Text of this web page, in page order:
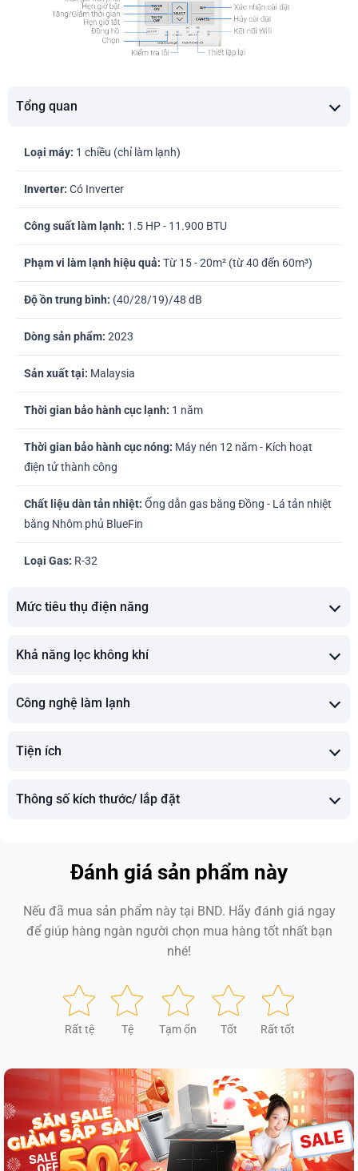
Tổng quan
Loại máy: 1 chiều (chỉ làm lạnh)
Inverter: Có Inverter
Công suất làm lạnh: 1.5 HP - 11.900 BTU
Phạm vi làm lạnh hiệu quả: Từ 15 - 20m² (từ 40 đến 60m³)
Độ ồn trung bình: (40/28/19)/48 dB
Dòng sản phẩm: 2023
Sản xuất tại: Malaysia
Thời gian bảo hành cục lạnh: 1 năm
Thời gian bảo hành cục nóng: Máy nén 12 năm - Kích hoạt
điện tử thành công
Chất liệu dàn tản nhiệt: Ống dẫn gas bằng Đồng - Lá tản nhiệt
bằng Nhôm phủ BlueFin
Loại Gas: R-32
Mức tiêu thụ điện năng
Khả năng lọc không khí
Công nghệ làm lạnh
Tiện ích
Thông số kích thước/ lắp đặt
Đánh giá sản phẩm này
Nếu đã mua sản phẩm này tại BND. Hãy đánh giá ngay
để giúp hàng ngàn người chọn mua hàng tốt nhất bạn
nhé!
Rất tệ Tệ Tạm ổn Tốt Rất tốt